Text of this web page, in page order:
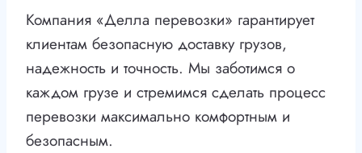
Компания «Делла перевозки» гарантирует
клиентам безопасную доставку грузов,
надежность и точность. Мы заботимся о
каждом грузе и стремимся сделать процесс
перевозки максимально комфортным и
безопасным.